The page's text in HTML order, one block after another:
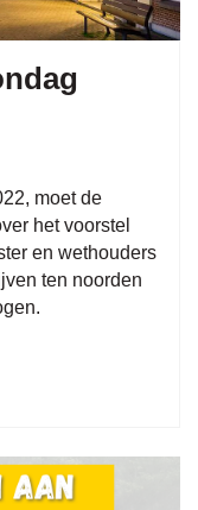
moet de
het voorstel
en wethouders
ten noorden